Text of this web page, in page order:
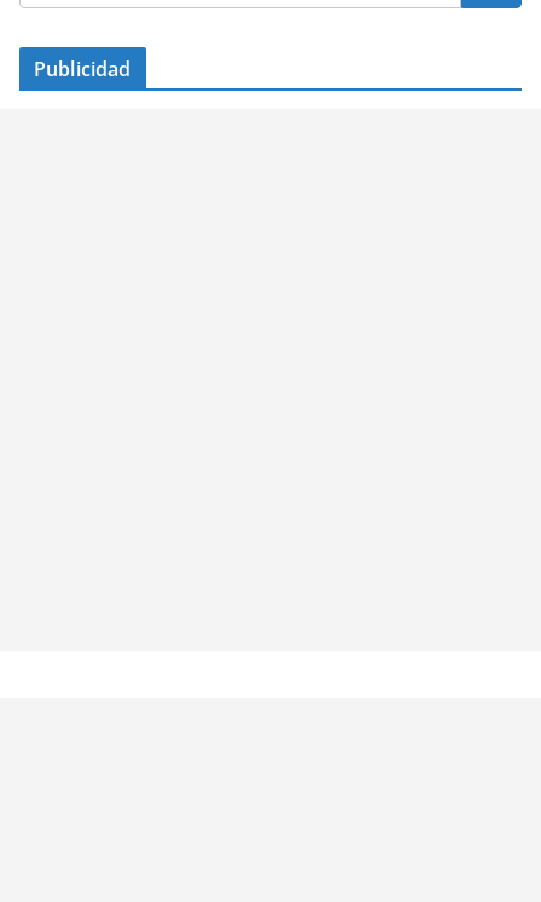
Publicidad